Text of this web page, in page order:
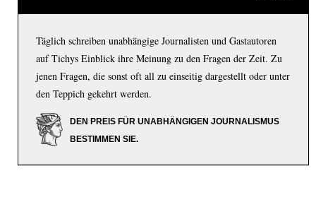
Täglich schreiben unabhängige Journalisten und Gastautoren
auf Tichys Einblick ihre Meinung zu den Fragen der Zeit. Zu
jenen Fragen, die sonst oft all zu einseitig dargestellt oder unter
den Teppich gekehrt werden.
DEN PREIS FÜR UNABHÄNGIGEN JOURNALISMUS
BESTIMMEN SIE.